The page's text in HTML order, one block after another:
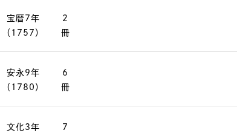
宝暦7年
（1757）
2
冊
安永9年
（1780）
6
冊
文化3年
7